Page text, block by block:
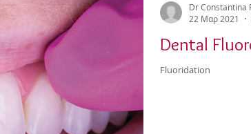
Dental
Fluoridation
Dr Constantina
22 Μαρ 2021